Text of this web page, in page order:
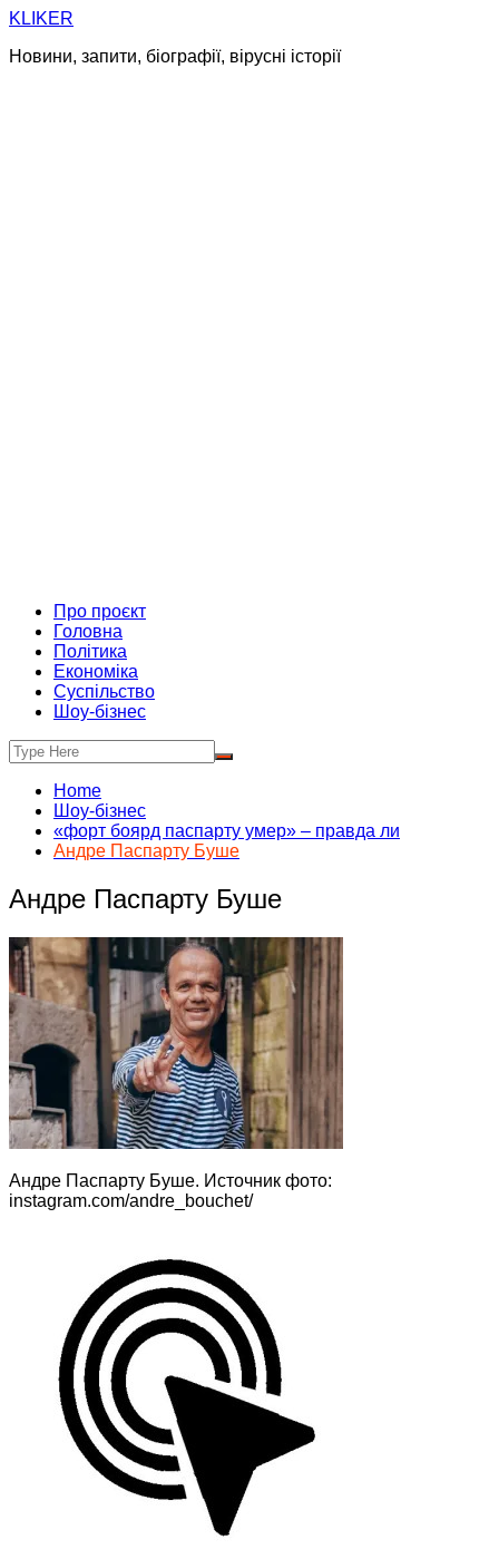
Skip
content
KLIKER
Новини, запити, біографії, вірусні історії
Про проєкт
Головна
Політика
Економіка
Суспільство
Шоу-бізнес
Home
Шоу-бізнес
«форт боярд паспарту умер» – правда ли
Андре Паспарту Буше
Андре Паспарту Буше
Андре Паспарту Буше. Источник фото:
instagram.com/andre_bouchet/